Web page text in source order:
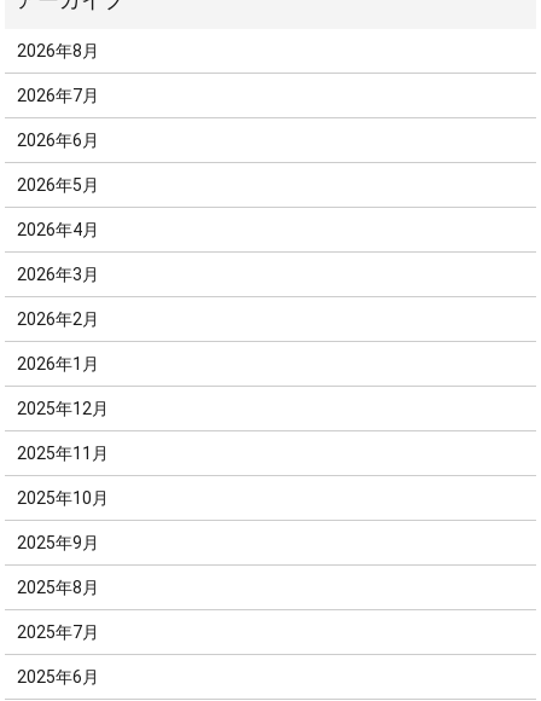
2026年8月
2026年7月
2026年6月
2026年5月
2026年4月
2026年3月
2026年2月
2026年1月
2025年12月
2025年11月
2025年10月
2025年9月
2025年8月
2025年7月
2025年6月